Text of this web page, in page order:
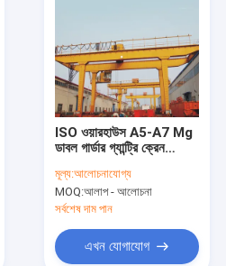
ISO ওয়ারহাউস A5-A7 Mg
ডাবল গার্ডার গ্যান্ট্রি ক্রেন
মূল্য:আলোচনাযোগ্য
MOQ:আলাপ - আলোচনা
সর্বশেষ দাম পান
এখন যোগাযোগ